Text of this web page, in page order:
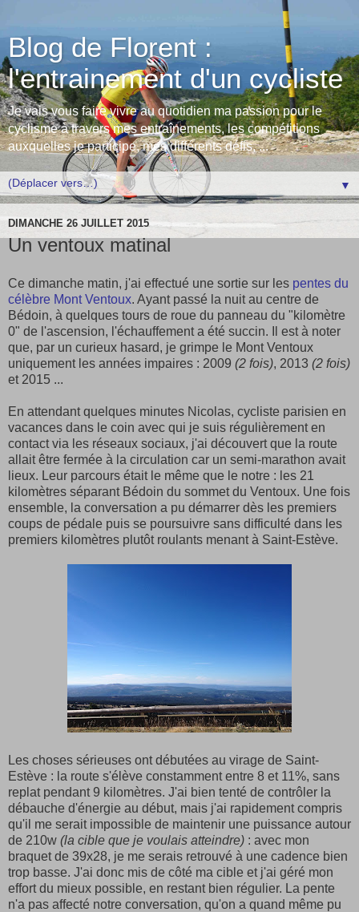
Blog de Florent :
l'entrainement d'un cycliste
Je vais vous faire vivre au quotidien ma passion pour le
cyclisme à travers mes entraînements, les compétitions
auxquelles je participe, mes différents défis, ...
▼
DIMANCHE 26 JUILLET 2015
Un ventoux matinal
Ce dimanche matin, j'ai effectué une sortie sur les pentes du
célèbre Mont Ventoux. Ayant passé la nuit au centre de
Bédoin, à quelques tours de roue du panneau du "kilomètre
0" de l'ascension, l'échauffement a été succin. Il est à noter
que, par un curieux hasard, je grimpe le Mont Ventoux
uniquement les années impaires : 2009 (2 fois), 2013 (2 fois)
et 2015 ...
En attendant quelques minutes Nicolas, cycliste parisien en
vacances dans le coin avec qui je suis régulièrement en
contact via les réseaux sociaux, j'ai découvert que la route
allait être fermée à la circulation car un semi-marathon avait
lieux. Leur parcours était le même que le notre : les 21
kilomètres séparant Bédoin du sommet du Ventoux. Une fois
ensemble, la conversation a pu démarrer dès les premiers
coups de pédale puis se poursuivre sans difficulté dans les
premiers kilomètres plutôt roulants menant à Saint-Estève.
Les choses sérieuses ont débutées au virage de Saint-
Estève : la route s'élève constamment entre 8 et 11%, sans
replat pendant 9 kilomètres. J'ai bien tenté de contrôler la
débauche d'énergie au début, mais j'ai rapidement compris
qu'il me serait impossible de maintenir une puissance autour
de 210w (la cible que je voulais atteindre) : avec mon
braquet de 39x28, je me serais retrouvé à une cadence bien
trop basse. J'ai donc mis de côté ma cible et j'ai géré mon
effort du mieux possible, en restant bien régulier. La pente
n'a pas affecté notre conversation, qu'on a quand même pu